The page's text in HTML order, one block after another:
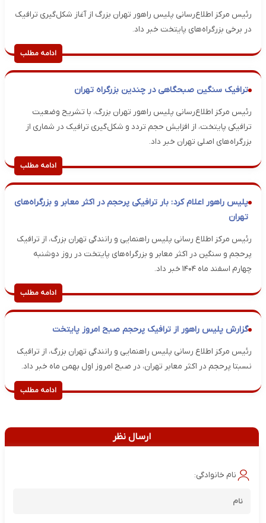
رئیس مرکز اطلاع‌رسانی پلیس راهور تهران بزرگ از آغاز شکل‌گیری ترافیک
در برخی بزرگراه‌های پایتخت خبر داد.
ادامه مطلب
ترافیک سنگین صبحگاهی در چندین بزرگراه تهران
رئیس مرکز اطلاع‌رسانی پلیس راهور تهران بزرگ، با تشریح وضعیت
ترافیکی پایتخت، از افزایش حجم تردد و شکل‌گیری ترافیک در شماری از
بزرگراه‌های اصلی تهران خبر داد.
ادامه مطلب
پلیس راهور اعلام کرد: بار ترافیکی پرحجم در اکثر معابر و بزرگراه‌های
تهران
رئیس مرکز اطلاع رسانی پلیس راهنمایی و رانندگی تهران بزرگ، از ترافیک
پرحجم و سنگین در اکثر معابر و بزرگراه‌های پایتخت در روز دوشنبه
چهارم‌ اسفند ماه ۱۴۰۴ خبر داد.
ادامه مطلب
گزارش پلیس راهور از ترافیک پرحجم صبح امروز پایتخت
رئیس مرکز اطلاع رسانی پلیس راهنمایی و رانندگی تهران بزرگ، از ترافیک
نسبتا پرحجم در اکثر معابر تهران، در صبح امروز اول بهمن ماه خبر داد.
ادامه مطلب
ارسال نظر
نام خانوادگی: